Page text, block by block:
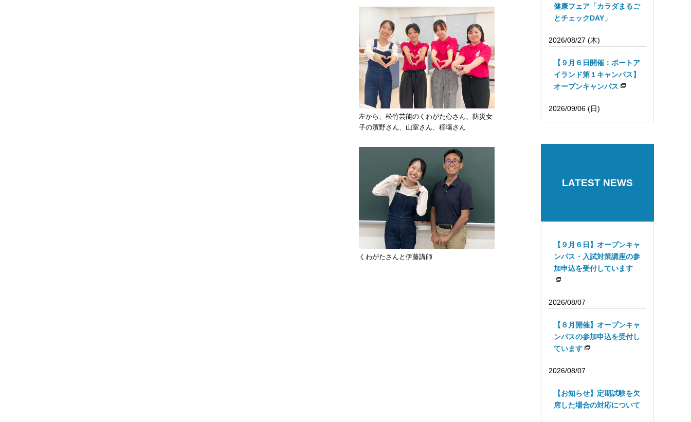
左から、松竹芸能のくわがた心さん、防災女
子の濱野さん、山室さん、稲塲さん
くわがたさんと伊藤講師
健康フェア「カラダまるご
とチェックDAY」
2026/08/27 (木)
【９月６日開催：ポートア
イランド第１キャンパス】
オープンキャンパス
2026/09/06 (日)
LATEST NEWS
【９月６日】オープンキャ
ンパス・入試対策講座の参
加申込を受付しています
2026/08/07
【８月開催】オープンキャ
ンパスの参加申込を受付し
ています
2026/08/07
【お知らせ】定期試験を欠
席した場合の対応について